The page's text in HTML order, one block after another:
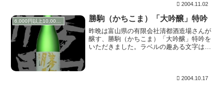
くは、空気に触れてしばらくしたほうが落
ち着きを見せるので、今回もデキャンタし
ていただきま...
2004.11.02
勝駒（かちこま）「大吟醸」特吟
昨晩は富山県の有限会社清都酒造場さんが
醸す、勝駒（かちこま）「大吟醸」特吟を
いただきました。ラベルの趣ある文字は、
2004.10.17